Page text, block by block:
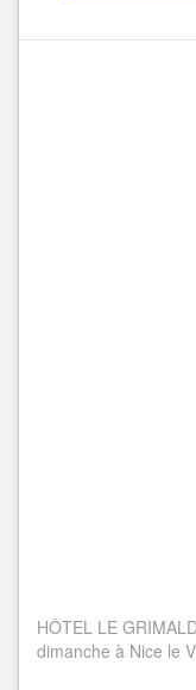
HÔTEL LE
dimanche à Nice le